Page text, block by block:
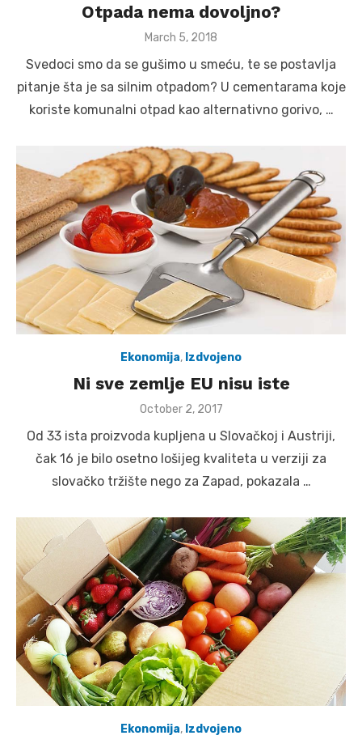
Otpada nema dovoljno?
Posted
March 5, 2018
Svedoci smo da se gušimo u smeću, te se postavlja
pitanje šta je sa silnim otpadom? U cementarama koje
koriste komunalni otpad kao alternativno gorivo, …
Ekonomija, Izdvojeno
Ni sve zemlje EU nisu iste
Posted
October 2, 2017
Od 33 ista proizvoda kupljena u Slovačkoj i Austriji,
čak 16 je bilo osetno lošijeg kvaliteta u verziji za
slovačko tržište nego za Zapad, pokazala …
Ekonomija, Izdvojeno